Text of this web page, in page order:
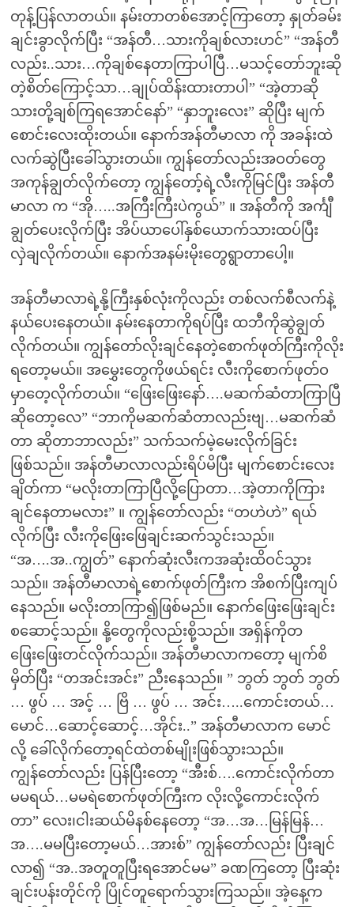
တုန့်ပြန်လာတယ်။ နမ်းတာတစ်အောင့်ကြာတော့ နှုတ်ခမ်း
ချင်းခွာလိုက်ပြီး “အန်တီ…သားကိုချစ်လားဟင်” “အန်တီ
လည်း..သား…ကိုချစ်နေတာကြာပါပြီ…မသင့်တော်ဘူးဆို
တဲ့စိတ်ကြောင့်သာ…ချုပ်ထိန်းထားတာပါ” “အဲ့တာဆို
သားတို့ချစ်ကြရအောင်နော်” “နှာဘူးလေး” ဆိုပြီး မျက်
စောင်းလေးထိုးတယ်။ နောက်အန်တီမာလာ ကို အခန်းထဲ
လက်ဆွဲပြီးခေါ်သွားတယ်။ ကျွန်တော်လည်းအဝတ်တွေ
အကုန်ချွတ်လိုက်တော့ ကျွန်တော့်ရဲ့လီးကိုမြင်ပြီး အန်တီ
မာလာ က “အို…..အကြီးကြီးပဲကွယ်” ။ အန်တီကို အင်္ကျီ
ချွတ်ပေးလိုက်ပြီး အိပ်ယာပေါ်နှစ်ယောက်သားထပ်ပြီး
လှဲချလိုက်တယ်။ နောက်အနမ်းမိုးတွေရွာတာပေါ့။
အန်တီမာလာရဲ့နို့ကြီးနှစ်လုံးကိုလည်း တစ်လက်စီလက်နဲ့
နယ်ပေးနေတယ်။ နမ်းနေတာကိုရပ်ပြီး ထဘီကိုဆွဲချွတ်
လိုက်တယ်။ ကျွန်တော်လိုးချင်နေတဲ့စောက်ဖုတ်ကြီးကိုလိုး
ရတော့မယ်။ အမွှေးတွေကိုဖယ်ရင်း လီးကိုစောက်ဖုတ်ဝ
မှာတေ့လိုက်တယ်။ “ဖြေးဖြေးနော်….မဆက်ဆံတာကြာပြီ
ဆိုတော့လေ” “ဘာကိုမဆက်ဆံတာလည်းဗျ…မဆက်ဆံ
တာ ဆိုတာဘာလည်း” သက်သက်မဲ့မေးလိုက်ခြင်း
ဖြစ်သည်။ အန်တီမာလာလည်းရိပ်မိပြီး မျက်စောင်းလေး
ချိတ်ကာ “မလိုးတာကြာပြီလို့ပြောတာ…အဲ့တာကိုကြား
ချင်နေတာမလား” ။ ကျွန်တော်လည်း “တဟဲဟဲ” ရယ်
လိုက်ပြီး လီးကိုဖြေးဖြေချင်းဆက်သွင်းသည်။
“အ….အ..ကျွတ်” နောက်ဆုံးလီးကအဆုံးထိဝင်သွား
သည်။ အန်တီမာလာရဲ့စောက်ဖုတ်ကြီးက အိစက်ပြီးကျပ်
နေသည်။ မလိုးတာကြာ၍ဖြစ်မည်။ နောက်ဖြေးဖြေးချင်း
စဆောင့်သည်။ နို့တွေကိုလည်းစို့သည်။ အရှိန်ကိုတ
ဖြေးဖြေးတင်လိုက်သည်။ အန်တီမာလာကတော့ မျက်စိ
မှိတ်ပြီး “တအင်းအင်း” ညီးနေသည်။ ” ဘွတ် ဘွတ် ဘွတ်
… ဖွပ် … အင့် … ဗြိ … ဖွပ် … အင်း…..ကောင်းတယ်…
မောင်…ဆောင့်ဆောင့်…အိုင်း..” အန်တီမာလာက မောင်
လို့ ခေါ်လိုက်တော့ရင်ထဲတစ်မျိုးဖြစ်သွားသည်။
ကျွန်တော်လည်း ပြန်ပြီးတော့ “အီးစ်….ကောင်းလိုက်တာ
မမရယ်…မမရဲစောက်ဖုတ်ကြီးက လိုးလို့ကောင်းလိုက်
တာ” လေး၊ငါးဆယ်မိနစ်နေတော့ “အ…အ…မြန်မြန်…
အ….မမပြီးတော့မယ်…အားစ်” ကျွန်တော်လည်း ပြီးချင်
လာ၍ “အ..အတူတူပြီးရအောင်မမ” ခဏကြတော့ ပြီးဆုံး
ချင်းပန်းတိုင်ကို ပြိုင်တူရောက်သွားကြသည်။ အဲ့နေ့က